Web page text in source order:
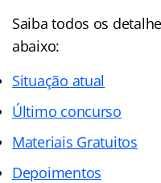
Saiba todos os
abaixo:
Situação atual
Último concurso
Materiais Gratuitos
Depoimentos